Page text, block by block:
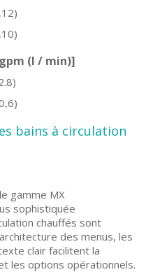
(l / min)]
bains à circulation
gamme MX
sophistiquée
chauffés sont
des menus, les
clair facilitent la
les options opérationnels.